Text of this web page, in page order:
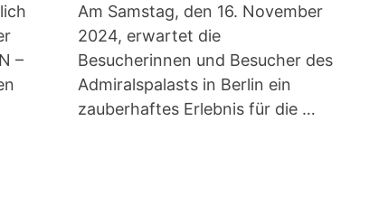
–
Am Samstag, den 16. November
2024, erwartet die
Besucherinnen und Besucher des
Admiralspalasts in Berlin ein
zauberhaftes Erlebnis für die …